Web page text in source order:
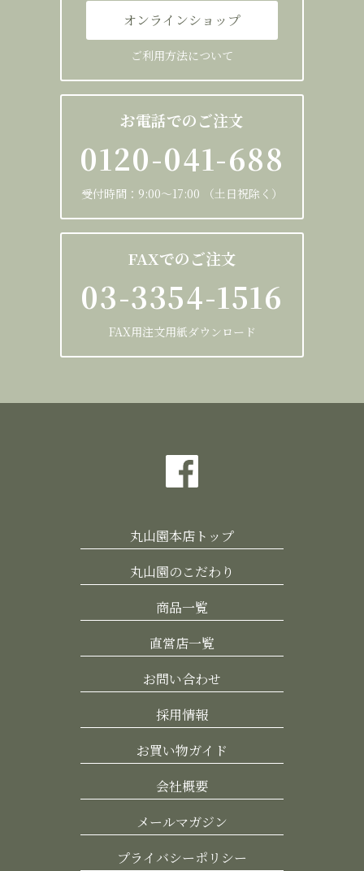
オンラインショップ
ご利用方法について
お電話でのご注文
0120-041-688
受付時間：9:00～17:00 （土日祝除く）
FAXでのご注文
03-3354-1516
FAX用注文用紙ダウンロード
丸山園本店トップ
丸山園のこだわり
商品一覧
直営店一覧
お問い合わせ
採用情報
お買い物ガイド
会社概要
メールマガジン
プライバシーポリシー